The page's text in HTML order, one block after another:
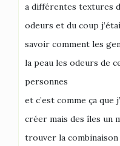
a différentes textures
odeurs et du coup
savoir comment les
la peau les odeurs de
personnes
et c’est comme ça que
créer mais des îles un
trouver la